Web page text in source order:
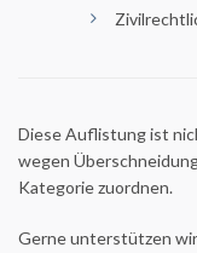
Diese Auflistung ist
wegen
Kategorie zuordnen.
Gerne unterstützen